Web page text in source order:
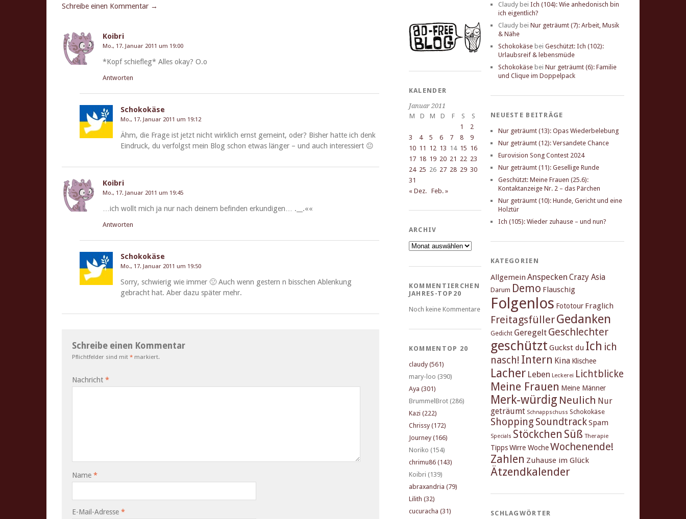
Schreibe einen Kommentar →
Koibri
Mo., 17. Januar 2011 um 19:00
*Kopf schief­leg* Alles okay? O.o
Antworten
Schokokäse
Mo., 17. Januar 2011 um 19:12
Ähm, die Frage ist jet­zt nicht wirk­lich ernst gemeint, oder? Bish­er hat­te ich denk
Ein­druck, du ver­fol­gst mein Blog schon etwas länger – und auch interessiert 😐
Koibri
Mo., 17. Januar 2011 um 19:45
…ich wollt mich ja nur nach deinem befind­en erkundi­gen… .__.««
Antworten
Schokokäse
Mo., 17. Januar 2011 um 19:50
Sor­ry, schwierig wie immer 🙁 Auch wenn gestern n biss­chen Ablenkung
gebracht hat. Aber dazu später mehr.
Schreibe einen Kommentar
Pflichtfelder sind mit * markiert.
Nachricht *
Name *
E-Mail-Adresse *
KALENDER
Januar 2011
M
D M D F S
S
1
2
3
4 5 6 7 8
9
10 11 12 13 14 15 16
17 18 19 20 21 22 23
24 25 26 27 28 29 30
31
« Dez.
Feb. »
ARCHIV
Archiv
KOMMENTIERCHEN
JAHRES-TOP20
Noch keine Kommentare
KOMMENTOP 20
claudy (561)
mary-loo (390)
Aya (301)
BrummelBrot (286)
Kazi (222)
Chrissy (172)
Journey (166)
Noriko (154)
chrimu86 (143)
Koibri (139)
abraxandria (79)
Lilith (32)
cucuracha (31)
Claudy bei Ich (104): Wie anhedonisch bin
ich eigentlich?
Claudy bei Nur geträumt (7): Arbeit, Musik
& Nähe
Schokokäse bei Geschützt: Ich (102):
Urlaubsreif & lebensmüde
Schokokäse bei Nur geträumt (6): Familie
und Clique im Doppelpack
NEUESTE BEITRÄGE
Nur geträumt (13): Opas Wiederbelebung
Nur geträumt (12): Versandete Chance
Eurovision Song Contest 2024
Nur geträumt (11): Gesellige Runde
Geschützt: Meine Frauen (25.6):
Kontaktanzeige Nr. 2 – das Pärchen
Nur geträumt (10): Hunde, Gericht und eine
Holztür
Ich (105): Wieder zuhause – und nun?
KATEGORIEN
Allgemein Anspecken Crazy Asia
Darum Demo Flauschig
Folgenlos Fototour Fraglich
FreitagsfüllerGedanken
Gedicht Geregelt Geschlechter
geschützt Guckst du Ich ich
nasch! Intern Kina Klischee
Lacher Leben Leckerei Lichtblicke
Meine Frauen Meine Männer
Merk-würdig Neulich Nur
geträumt Schnappschuss Schokokäse
Shopping SoundtrackSpam
Specials Stöckchen Süß Therapie
TippsWirre WocheWochenende!
Zahlen Zuhause im Glück
Ätzendkalender
SCHLAGWÖRTER